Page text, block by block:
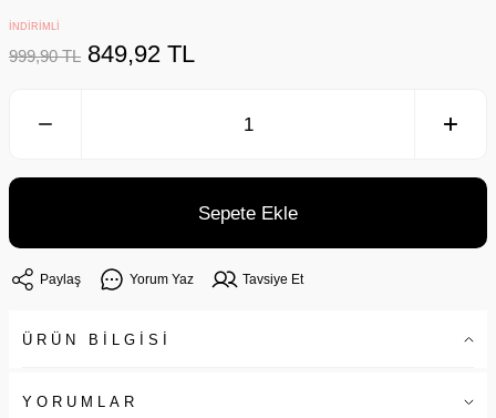
İNDİRİMLİ
999,90 TL 849,92 TL
Sepete Ekle
Paylaş Yorum Yaz Tavsiye Et
ÜRÜN BİLGİSİ
YORUMLAR